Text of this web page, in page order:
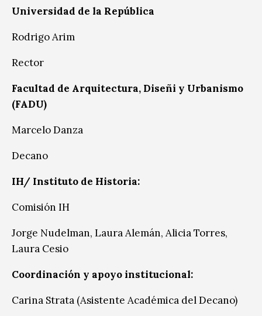
Universidad de la República
Rodrigo Arim
Rector
Facultad de Arquitectura, Diseñi y Urbanismo
(FADU)
Marcelo Danza
Decano
IH/ Instituto de Historia:
Comisión IH
Jorge Nudelman, Laura Alemán, Alicia Torres,
Laura Cesio
Coordinación y apoyo institucional:
Carina Strata (Asistente Académica del Decano)